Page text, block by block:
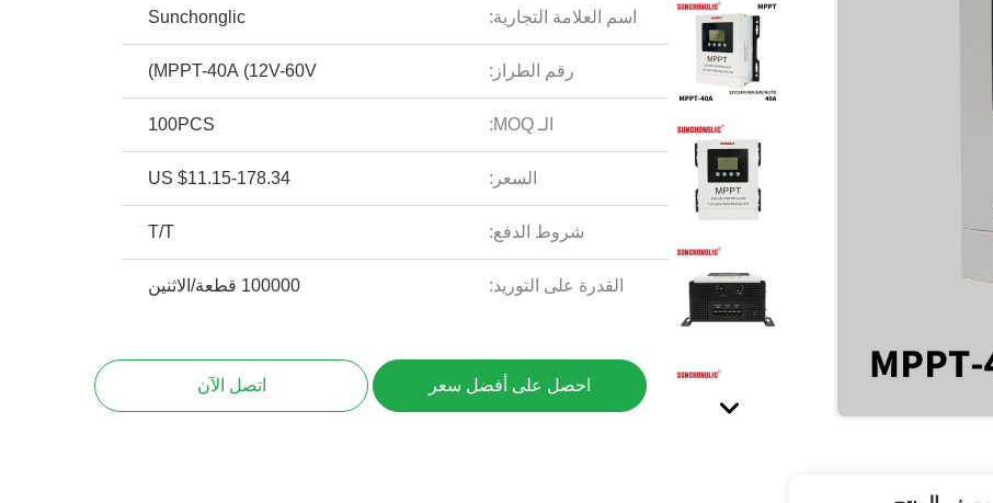
اسم العلامة التجارية: Sunchonglic
رقم الطراز: MPPT-40A (12V-60V)
الـ MOQ: 100PCS
السعر: US $11.15-178.34
شروط الدفع: T/T
القدرة على التوريد: 100000 قطعة/الاثنين
احصل على أفضل سعر اتصل الآن